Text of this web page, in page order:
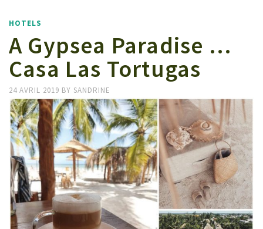
HOTELS
A Gypsea Paradise …
Casa Las Tortugas
24 AVRIL 2019 BY SANDRINE